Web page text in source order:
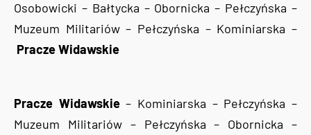
Osobowicki – Bałtycka – Obornicka – Pełczyńska –
Muzeum Militariów – Pełczyńska – Kominiarska –
Pracze Widawskie
Pracze Widawskie– Kominiarska – Pełczyńska –
Muzeum Militariów – Pełczyńska – Obornicka –